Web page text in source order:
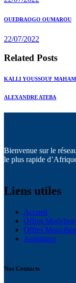
Next
OUEDRAOGO OUMAROU
22/07/2022
Related Posts
KALLI YOUSSOUF
ALEXANDRE ATEBA
Bienvenue sur le
le plus rapide
Liens utiles
Accueil
Offres Moovbox
Offres
Assistance
Nos Contacts